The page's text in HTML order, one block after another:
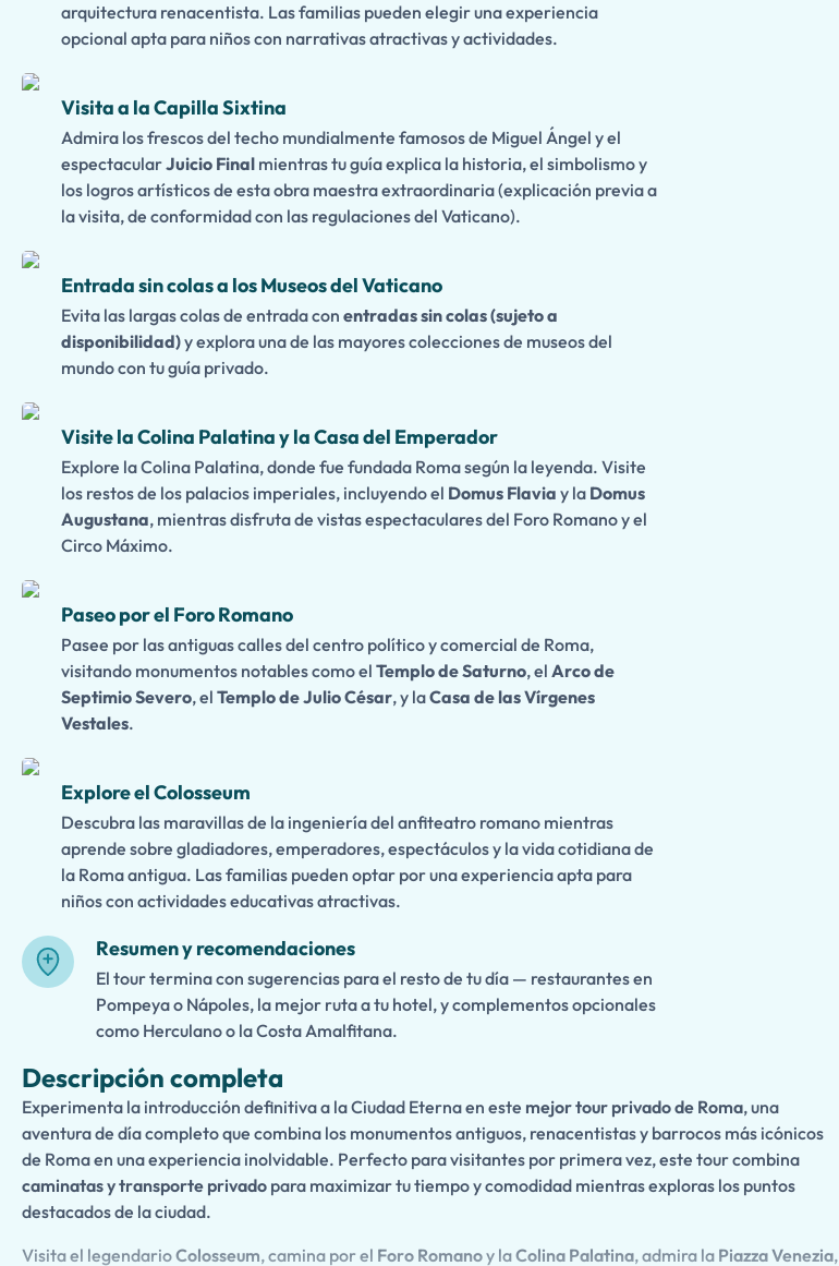
arquitectura renacentista. Las familias pueden elegir una experiencia
opcional apta para niños con narrativas atractivas y actividades.
Visita a la Capilla Sixtina
Admira los frescos del techo mundialmente famosos de Miguel Ángel y el
espectacularJuicio Final mientras tu guía explica la historia, el simbolismo y
los logros artísticos de esta obra maestra extraordinaria (explicación previa a
la visita, de conformidad con las regulaciones del Vaticano).
Entrada sin colas a los Museos del Vaticano
Evita las largas colas de entrada con entradas sin colas (sujeto a
disponibilidad)y explora una de las mayores colecciones de museos del
mundo con tu guía privado.
Visite la Colina Palatina y la Casa del Emperador
Explore la Colina Palatina, donde fue fundada Roma según la leyenda. Visite
los restos de los palacios imperiales, incluyendo el Domus Flavia y la Domus
Augustana, mientras disfruta de vistas espectaculares del Foro Romano y el
Circo Máximo.
Paseo por el Foro Romano
Pasee por las antiguas calles del centro político y comercial de Roma,
visitando monumentos notables como el Templo de Saturno, el Arco de
Septimio Severo, el Templo de Julio César, y laCasa de las Vírgenes
Vestales.
Explore el Colosseum
Descubra las maravillas de la ingeniería del anfiteatro romano mientras
aprende sobre gladiadores, emperadores, espectáculos y la vida cotidiana de
la Roma antigua. Las familias pueden optar por una experiencia apta para
niños con actividades educativas atractivas.
Resumen y recomendaciones
El tour termina con sugerencias para el resto de tu día — restaurantes en
Pompeya o Nápoles, la mejor ruta a tu hotel, y complementos opcionales
como Herculano o la Costa Amalfitana.
Descripción completa
Experimenta la introducción definitiva a la Ciudad Eterna en este mejor tour privado de Roma, una
aventura de día completo que combina los monumentos antiguos, renacentistas y barrocos más icónicos
de Roma en una experiencia inolvidable. Perfecto para visitantes por primera vez, este tour combina
caminatas y transporte privado para maximizar tu tiempo y comodidad mientras exploras los puntos
destacados de la ciudad.
Visita el legendarioColosseum, camina por el Foro Romanoy laColina Palatina, admira la Piazza Venezia,